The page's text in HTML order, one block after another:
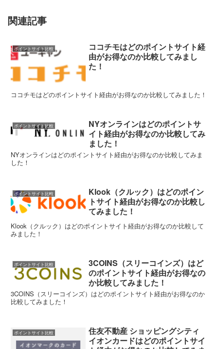
関連記事
ポイントサイト比較
ココチモはどのポイントサイト経
由がお得なのか比較してみまし
た！
ココチモはどのポイントサイト経由がお得なのか比較してみました！
ポイントサイト比較
NYオンラインはどのポイントサ
イト経由がお得なのか比較してみ
ました！
NYオンラインはどのポイントサイト経由がお得なのか比較してみま
した！
ポイントサイト比較
Klook（クルック）はどのポイン
トサイト経由がお得なのか比較し
てみました！
Klook（クルック）はどのポイントサイト経由がお得なのか比較して
みました！
ポイントサイト比較
3COINS（スリーコインズ）はど
のポイントサイト経由がお得なの
か比較してみました！
3COINS（スリーコインズ）はどのポイントサイト経由がお得なのか
比較してみました！
ポイントサイト比較
住友不動産 ショッピングシティ
イオンカードはどのポイントサイ